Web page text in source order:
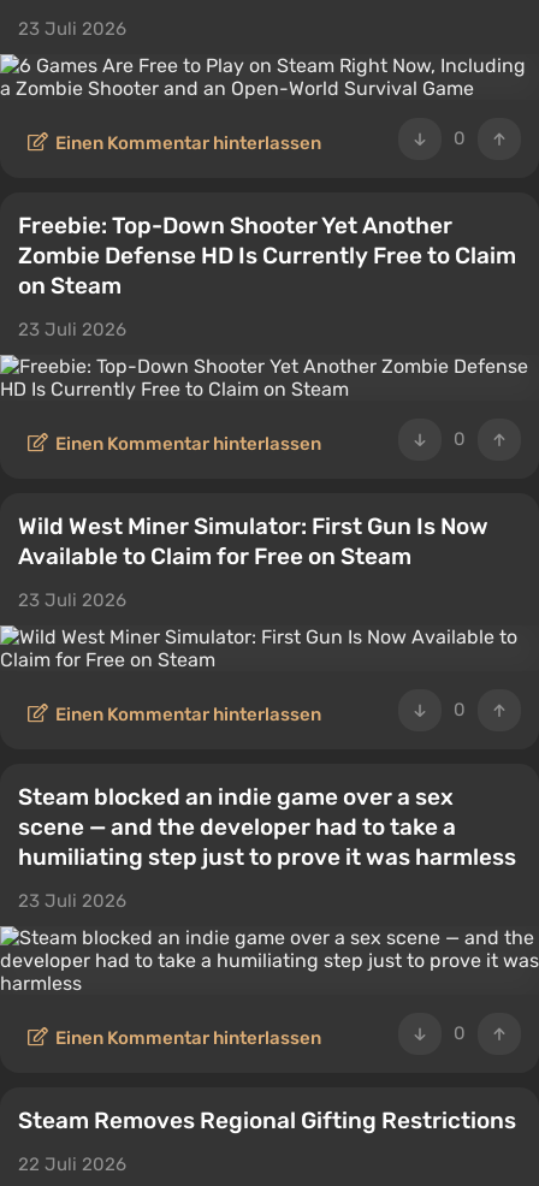
23 Juli 2026
0
Einen Kommentar hinterlassen
Freebie: Top-Down Shooter Yet Another
Zombie Defense HD Is Currently Free to Claim
on Steam
23 Juli 2026
0
Einen Kommentar hinterlassen
Wild West Miner Simulator: First Gun Is Now
Available to Claim for Free on Steam
23 Juli 2026
0
Einen Kommentar hinterlassen
Steam blocked an indie game over a sex
scene — and the developer had to take a
humiliating step just to prove it was harmless
23 Juli 2026
0
Einen Kommentar hinterlassen
Steam Removes Regional Gifting Restrictions
22 Juli 2026